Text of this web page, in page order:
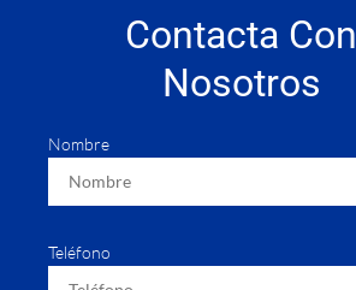
Contacta Con
Nosotros
Nombre
Teléfono